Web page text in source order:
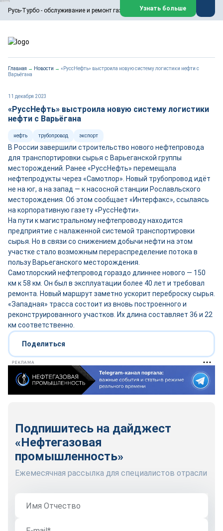
Русь-Турбо - обслуживание и ремонт газовых паровых турбин
ООО «Русь-Турбо» занимается сервисом газовых и паровых
турбин, комплексным ремонтом, восстановлением,
техническим обслуживанием оборудования ТЭС,
работают на нефтегазовых, нефтехимических,
металлургических и других предприятиях.
Реклама. ООО «Русь-Турбо», ИНН 7802588950
erid: F7NfYUJCUneVdwPs4znf
Узнать больше
Главная → Новости → «РуссНефть» выстроила новую систему логистики нефти с
Варьёгана
11 декабря 2023
«РуссНефть» выстроила новую систему логистики
нефти с Варьёгана
нефть трубопровод экспорт
В России завершили строительство нового нефтепровода
для транспортировки сырья с Варьеганской группы
месторождений. Ранее «РуссНефть» перемещала
нефтепродукты через «Самотлор». Новый трубопровод идёт
не на юг, а на запад — к насосной станции Рославльского
месторождения. Об этом сообщает «Интерфакс», ссылаясь
на корпоративную газету «РуссНефти».
На пути к магистральному нефтепроводу находится
предприятие с налаженной системой транспортировки
сырья. Но в связи со снижением добычи нефти на этом
участке стало возможным перераспределение потока в
пользу Варьеганского месторождения.
Самотлорский нефтепровод гораздо длиннее нового — 150
км к 58 км. Он был в эксплуатации более 40 лет и требовал
ремонта. Новый маршрут заметно ускорит переброску сырья.
«Западная» трасса состоит из вновь построенного и
реконструированного участков. Их длина составляет 36 и 22
км соответственно.
Поделиться
РЕКЛАМА
Подпишитесь на дайджест
«Нефтегазовая
промышленность»
Ежемесячная рассылка для специалистов отрасли